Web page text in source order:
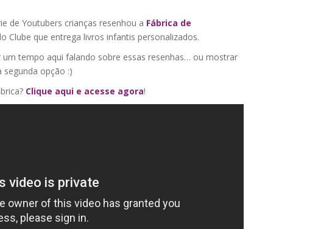
de Youtubers crianças resenhou a Fábrica de
Clube que entrega livros infantis personalizados.
tempo aqui falando sobre essas resenhas… ou mostrar
segunda opção :)
Clique aqui e acesse agora!